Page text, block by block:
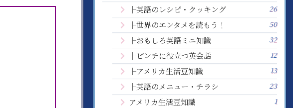
├英語のレシピ・クッキング 26
├世界のエンタメを読もう！ 50
├おもしろ英語ミニ知識 32
├ピンチに役立つ英会話 12
├アメリカ生活豆知識 13
├英語のメニュー・チラシ 23
アメリカ生活豆知識 1